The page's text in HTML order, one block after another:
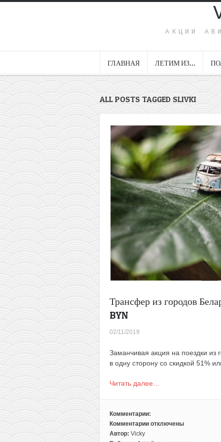
АКЦИИ
ГЛАВНАЯ ЛЕТИМ ИЗ…
ALL POSTS TAGGED SLIVKI
Трансфер из городов
BYN
02/11/2019
Заманчивая акция на поездки из
в одну сторону со скидкой 51%
Читать далее…
Комментарии:
Комментарии
к
отключены
Автор: Vicky